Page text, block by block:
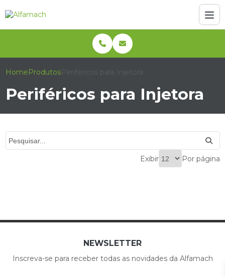
HomeProdutosPeriféricos para Injetora
Periféricos para Injetora
Exibir Por página
NEWSLETTER
Inscreva-se para receber todas as novidades da Alfamach